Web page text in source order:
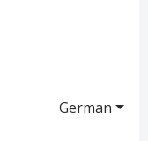
German